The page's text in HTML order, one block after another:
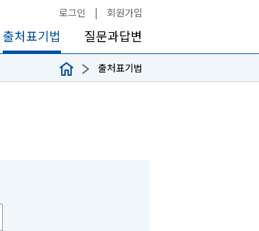
로그인 | 회원가입
출처표기법 질문과답변
출처표기법